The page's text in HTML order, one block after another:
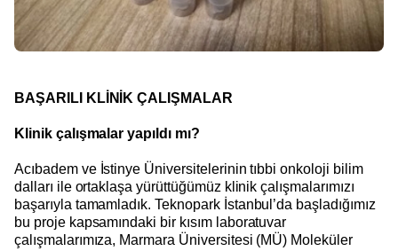
BAŞARILI KLİNİK ÇALIŞMALAR
Klinik çalışmalar yapıldı mı?
Acıbadem ve İstinye Üniversitelerinin tıbbi onkoloji bilim
dalları ile ortaklaşa yürüttüğümüz klinik çalışmalarımızı
başarıyla tamamladık. Teknopark İstanbul’da başladığımız
bu proje kapsamındaki bir kısım laboratuvar
çalışmalarımıza, Marmara Üniversitesi (MÜ) Moleküler